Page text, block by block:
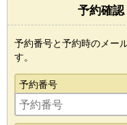
予約確
予約番号と予約時のメー
す。
予約番号